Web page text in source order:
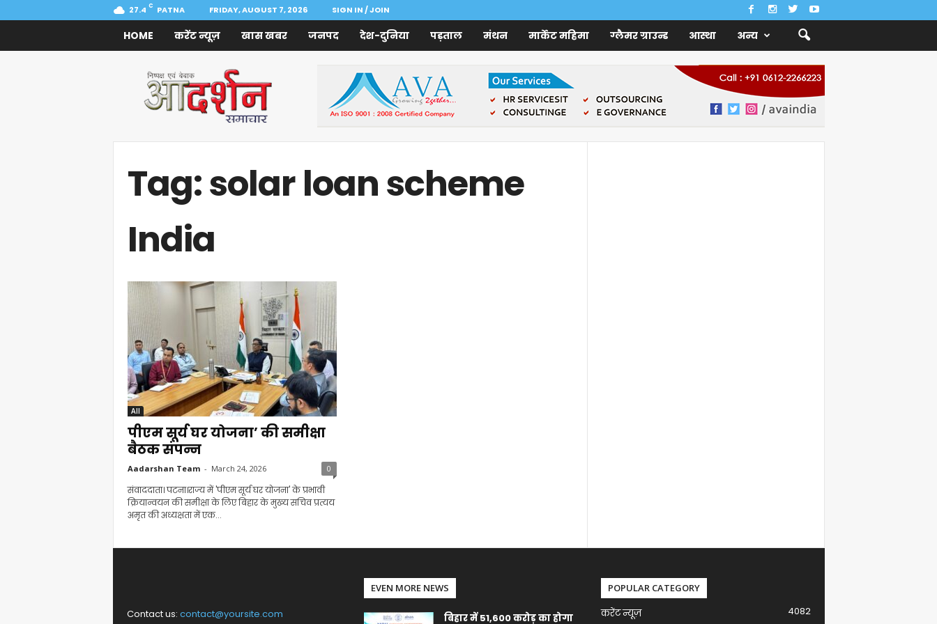
27.4 C PATNA FRIDAY, AUGUST 7, 2026 SIGN IN / JOIN
HOME करेंट न्यूज़ खास खबर जनपद देश-दुनिया पड़ताल मंथन मार्केट महिमा ग्लैमर ग्राउन्ड आस्था अन्य
Samachar
Tag: solar loan scheme
India
All
पीएम सूर्य घर योजना’ की समीक्षा
बैठक संपन्न
Aadarshan Team - March 24, 2026 0
संवाददाता। पटना।राज्य में 'पीएम सूर्य घर योजना' के प्रभावी
क्रियान्वयन की समीक्षा के लिए बिहार के मुख्य सचिव प्रत्यय
अमृत की अध्यक्षता में एक...
Contact us: contact@yoursite.com
EVEN MORE NEWS
बिहार में 51,600 करोड़ का होगा
POPULAR CATEGORY
करेंट न्यूज़ 4082